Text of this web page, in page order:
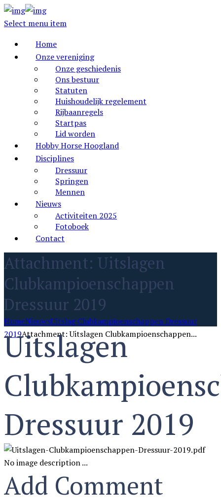
Select menu item
Home
Onze vereniging
Onze geschiedenis
Ons bestuur
Statuten
Huishoudelijk regelement
Rijbaanregels
Startpas
Lid worden
Hobby Horse Hoogland
Disciplines
Dressuur
Springen
Mennen
Nieuws
Activiteiten 2025
Fotoboek
Contact
Attachment: Uitslagen
Clubkampioenschappen
Dressuur 2019
HomeNieuwsUitslag Clubkampioenschappen Dressuur
2019Attachment: Uitslagen Clubkampioenschappen...
Uitslagen
Dressuur 2019
No image description ...
Add Comment